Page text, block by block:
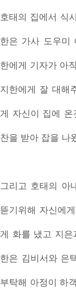
호태의 집에서 식
한은 가사 도우미
한에게 기자가 아
지한에게 잘 대해
게 자신이 집에
찬을 받아 잡을 나
그리고 호태의 아
뜯기위해 자신에
게 화를 냈고 지은
한은 김비서와 은
부탁해 아정이 하